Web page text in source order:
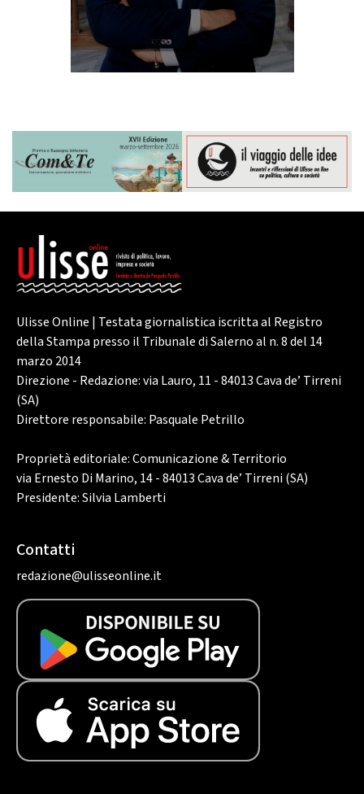
Ulisse Online | Testata giornalistica iscritta al Registro
della Stampa presso il Tribunale di Salerno al n. 8 del 14
marzo 2014
Direzione - Redazione: via Lauro, 11 - 84013 Cava de’ Tirreni
(SA)
Direttore responsabile: Pasquale Petrillo
Proprietà editoriale: Comunicazione & Territorio
via Ernesto Di Marino, 14 - 84013 Cava de’ Tirreni (SA)
Presidente: Silvia Lamberti
Contatti
redazione@ulisseonline.it